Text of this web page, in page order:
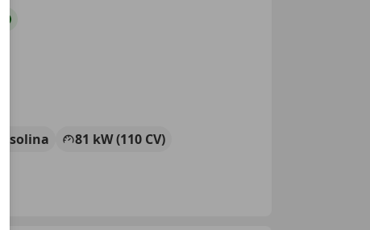
Gasolina
81 kW (110 CV)